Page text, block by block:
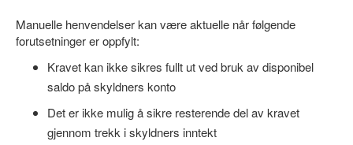
Manuelle henvendelser kan være aktuelle når følgende
forutsetninger er oppfylt:
Kravet kan ikke sikres fullt ut ved bruk av disponibel
saldo på skyldners konto
Det er ikke mulig å sikre resterende del av kravet
gjennom trekk i skyldners inntekt